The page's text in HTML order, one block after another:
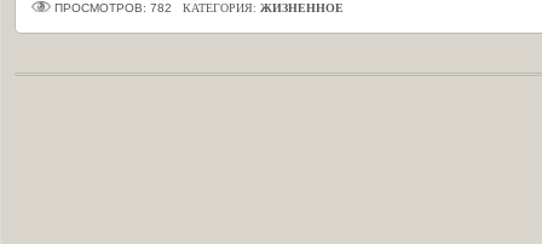
ПРОСМОТРОВ: 782 КАТЕГОРИЯ: ЖИЗНЕННОЕ